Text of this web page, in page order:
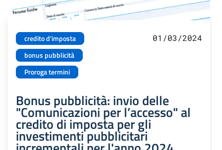
credito d'imposta
bonus pubblicità
Proroga termini
01/03/2024
Bonus pubblicità: invio delle
"Comunicazioni per l’accesso" al
credito di imposta per gli
investimenti pubblicitari